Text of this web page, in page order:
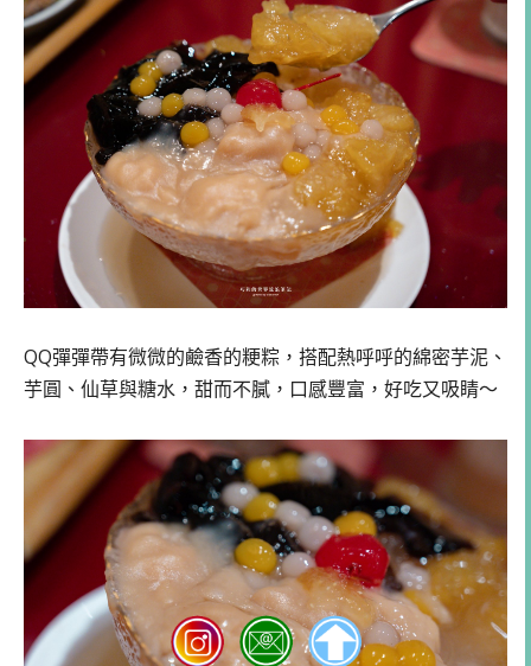
QQ彈彈帶有微微的鹼香的粳粽，搭配熱呼呼的綿密芋泥、
芋圓、仙草與糖水，甜而不膩，口感豐富，好吃又吸睛～